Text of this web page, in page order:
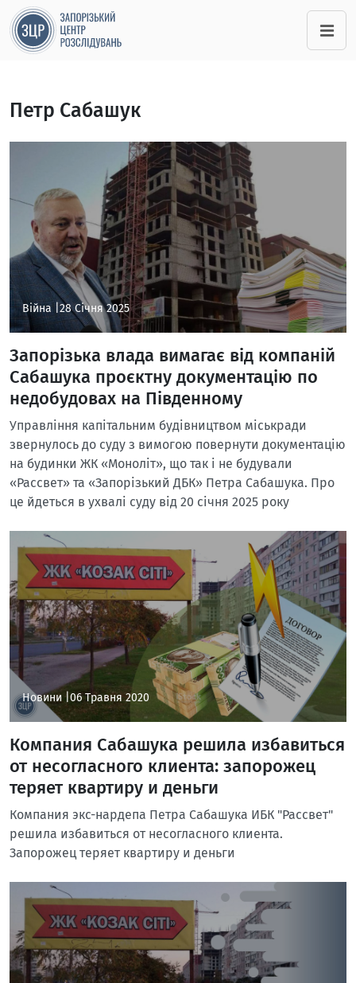
Петр Сабашук
Війна |28 Січня 2025
Запорізька влада вимагає від компаній
Сабашука проєктну документацію по
недобудовах на Південному
Управління капітальним будівництвом міськради
звернулось до суду з вимогою повернути документацію
на будинки ЖК «Моноліт», що так і не будували
«Рассвет» та «Запорізький ДБК» Петра Сабашука. Про
це йдеться в ухвалі суду від 20 січня 2025 року
Новини | 06 Травня 2020
Компания Сабашука решила избавиться
от несогласного клиента: запорожец
теряет квартиру и деньги
Компания экс-нардепа Петра Сабашука ИБК "Рассвет"
решила избавиться от несогласного клиента.
Запорожец теряет квартиру и деньги